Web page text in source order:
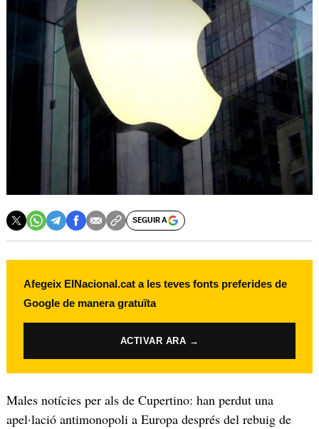
SEGUIR A
Afegeix ElNacional.cat a les teves fonts preferides de
Google de manera gratuïta
ACTIVAR ARA →
Males notícies per als de Cupertino: han perdut una
apel·lació antimonopoli a Europa després del rebuig de